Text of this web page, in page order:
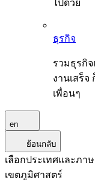
ไปด้วย
ธุรกิจ
รวมธุรกิ
งานเสร็
เพื่อนๆ
en
ย้อนกลับ
เลือกประเทศและภา
เขตภูมิศาสตร์